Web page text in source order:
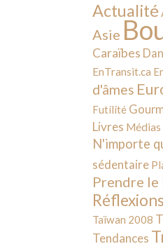
Actualité
Asie
Caraïbes
EnTransit.ca
d'âmes
Futilité
Livres Médias
N'importe
sédentaire
Prendre le
Réflexions
Taïwan 2008
Tendances